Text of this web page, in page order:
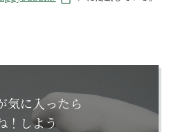
気に入ったら
！しよう